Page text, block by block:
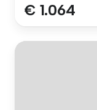
€ 1.064